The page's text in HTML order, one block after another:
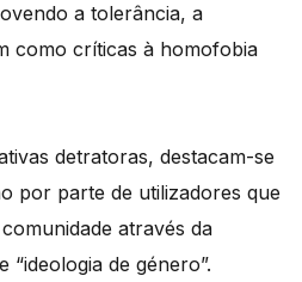
a tolerância, a
como críticas à homofobia
detratoras, destacam-se
por parte de utilizadores que
através da
“ideologia de género”.